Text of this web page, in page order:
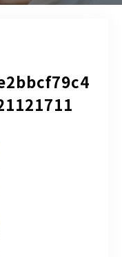
6633
日・祝】10:00～19:00
10:00〜21:00